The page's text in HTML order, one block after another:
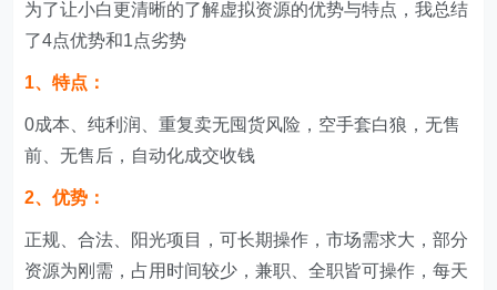
为了让小白更清晰的了解虚拟资源的优势与特点，我总结
了4点优势和1点劣势
1、特点：
0成本、纯利润、重复卖无囤货风险，空手套白狼，无售
前、无售后，自动化成交收钱
2、优势：
正规、合法、阳光项目，可长期操作，市场需求大，部分
资源为刚需，占用时间较少，兼职、全职皆可操作，每天